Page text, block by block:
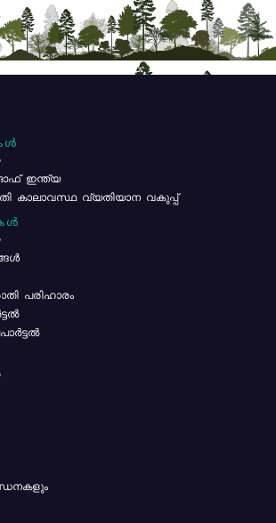
ഇന്ത്യ
കാലാവസ്ഥ വ്യതിയാന വകുപ്പ്
പരിഹാരം